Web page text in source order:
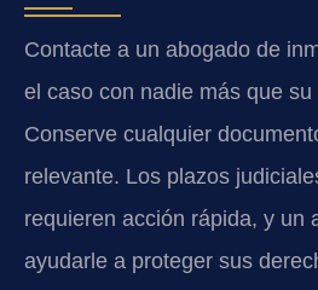
Contacte a un abogado de
el caso con nadie más que
Conserve cualquier
relevante. Los plazos
requieren acción rápida, y un
ayudarle a proteger sus